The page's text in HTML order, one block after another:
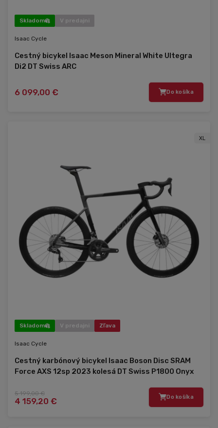
Skladom V predajni
Isaac Cycle
Cestný bicykel Isaac Meson Mineral White Ultegra
Di2 DT Swiss ARC
6 099,00 € Do košíka
XL
Skladom V predajni Zľava
Isaac Cycle
Cestný karbónový bicykel Isaac Boson Disc SRAM
Force AXS 12sp 2023 kolesá DT Swiss P1800 Onyx
5 199,00 €
4 159,20 € Do košíka